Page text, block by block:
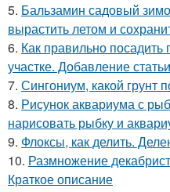
5. Бальзамин садовый
вырастить летом и
6. Как правильно
участке. Добавление
7. Сингониум, какой грунт
8. Рисунок аквариума с
нарисовать рыбку и
9. Флоксы, как делить.
10. Размножение
Краткое описание